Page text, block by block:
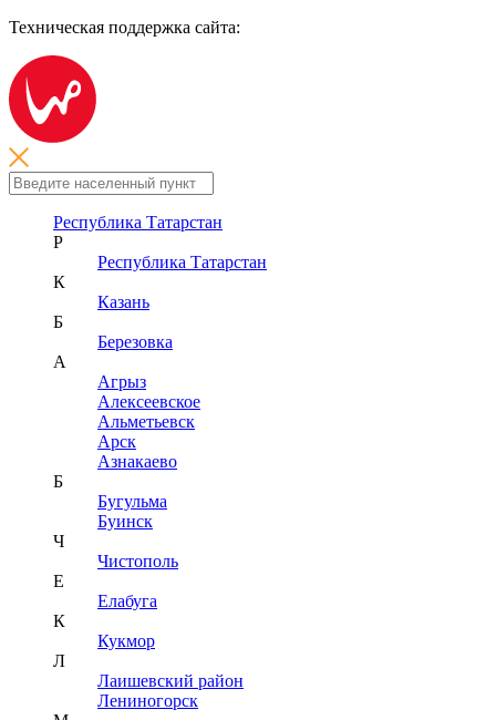
Техническая поддержка сайта:
Республика Татарстан
Р
Республика Татарстан
К
Казань
Б
Березовка
А
Агрыз
Алексеевское
Альметьевск
Арск
Азнакаево
Б
Бугульма
Буинск
Ч
Чистополь
Е
Елабуга
К
Кукмор
Л
Лаишевский район
Лениногорск